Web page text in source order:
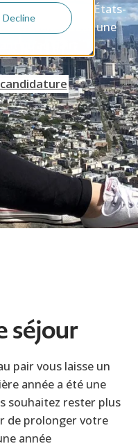
Decline
votre séjour aux États-
ou revenez pour une
séjour
pair vous laisse un
année a été une
souhaitez rester plus
de prolonger votre
année